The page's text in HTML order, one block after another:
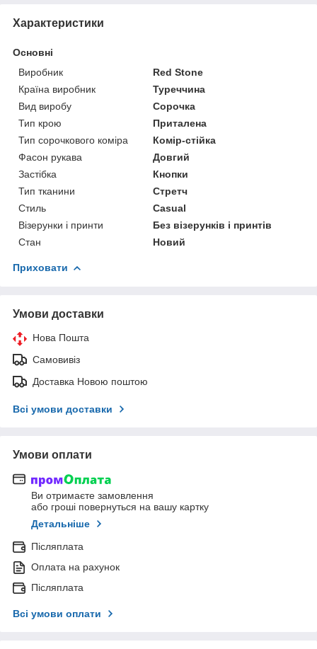
Характеристики
Основні
Виробник
Red Stone
Країна виробник
Туреччина
Вид виробу
Сорочка
Тип крою
Приталена
Тип сорочкового коміра
Комір-стійка
Фасон рукава
Довгий
Застібка
Кнопки
Тип тканини
Стретч
Стиль
Casual
Візерунки і принти
Без візерунків і принтів
Стан
Новий
Приховати
Умови доставки
Нова Пошта
Самовивіз
Доставка Новою поштою
Всі умови доставки
Умови оплати
Ви отримаєте замовлення
або гроші повернуться на вашу картку
Детальніше
Післяплата
Оплата на рахунок
Післяплата
Всі умови оплати